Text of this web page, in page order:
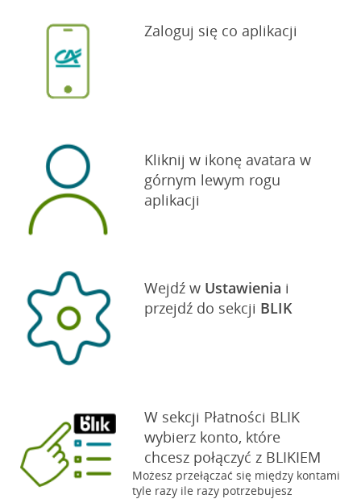
Zaloguj się co aplikacji
Kliknij w ikonę avatara w
górnym lewym rogu
aplikacji
Wejdź w Ustawienia i
przejdź do sekcji BLIK
W sekcji Płatności BLIK
wybierz konto, które
chcesz połączyć z BLIKIEM
Możesz przełączać się między kontami
tyle razy ile razy potrzebujesz